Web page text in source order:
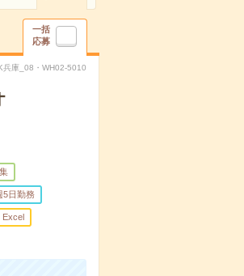
一括
応募
兵庫_08・WH02-5010
5日勤務
Excel